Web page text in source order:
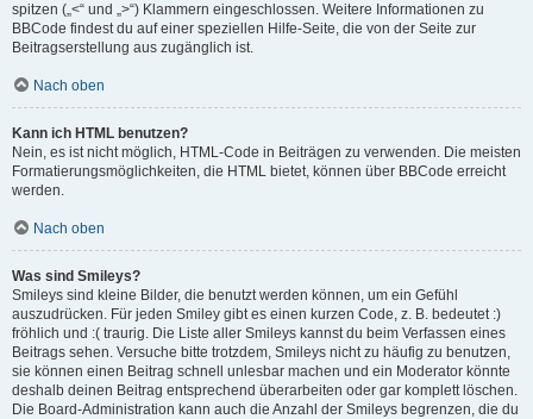
spitzen („<“ und „>“) Klammern eingeschlossen. Weitere Informationen zu
BBCode findest du auf einer speziellen Hilfe-Seite, die von der Seite zur
Beitragserstellung aus zugänglich ist.
Nach oben
Kann ich HTML benutzen?
Nein, es ist nicht möglich, HTML-Code in Beiträgen zu verwenden. Die meisten
Formatierungsmöglichkeiten, die HTML bietet, können über BBCode erreicht
werden.
Nach oben
Was sind Smileys?
Smileys sind kleine Bilder, die benutzt werden können, um ein Gefühl
auszudrücken. Für jeden Smiley gibt es einen kurzen Code, z. B. bedeutet :)
fröhlich und :( traurig. Die Liste aller Smileys kannst du beim Verfassen eines
Beitrags sehen. Versuche bitte trotzdem, Smileys nicht zu häufig zu benutzen,
sie können einen Beitrag schnell unlesbar machen und ein Moderator könnte
deshalb deinen Beitrag entsprechend überarbeiten oder gar komplett löschen.
Die Board-Administration kann auch die Anzahl der Smileys begrenzen, die du